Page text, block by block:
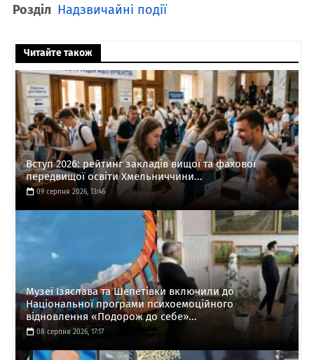
Розділ Надзвичайні події
Читайте також
Вступ 2026: рейтинг закладів вищої та фахової
передвищої освіти Хмельниччини...
09 серпня 2026, 13:46
Музеї Ізяслава та Шепетівки включили до
Національної програми психоемоційного
відновлення «Подорож до себе»...
08 серпня 2026, 17:17